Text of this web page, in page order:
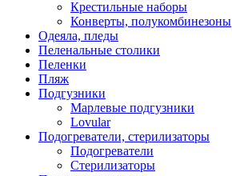
Крестильные наборы
Конверты, полукомбинезоны
Одеяла, пледы
Пеленальные столики
Пеленки
Пляж
Подгузники
Марлевые подгузники
Lovular
Подогреватели, стерилизаторы
Подогреватели
Стерилизаторы